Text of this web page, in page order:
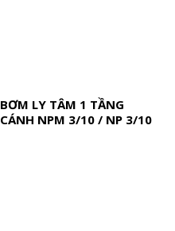
BƠM LY TÂM 1 TẦNG
CÁNH NPM 3/10 / NP 3/10